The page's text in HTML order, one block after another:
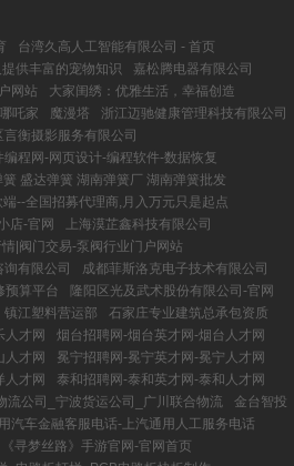
台湾久高人工智能有限公司 - 首页
供丰富的宠物知识
嘉松腾电器有限公司
网站
大家闺绣：优雅生活，幸福创造
哪吒家 魔漫塔
浙江迈驰健康管理科技有限公司
言衡摄影服务有限公司
程网-网页设计-编程软件-数据恢复
盛达弹簧 湖南弹簧厂 湖南弹簧批发
--全国招募代理商,月入万元只是起点
店-官网
上海漠芷鑫科技有限公司
|阀门交易-泵阀行业门户网站
有限公司
成都菲斯洛克电子技术有限公司
预算平台
隆阳区光及武术股份有限公司-官网
镇江塑料营运部
石家庄专业建筑总承包资质
人才网
烟台招聘网-烟台英才网-烟台人才网
人才网
冕宁招聘网-冕宁英才网-冕宁人才网
才网
泰和招聘网-泰和英才网-泰和人才网
流公司_宁波货运公司_广川联合物流
金台智投
汽车金融客服电话-上汽通用人工服务电话
《寻梦丝路》手游官网-官网首页